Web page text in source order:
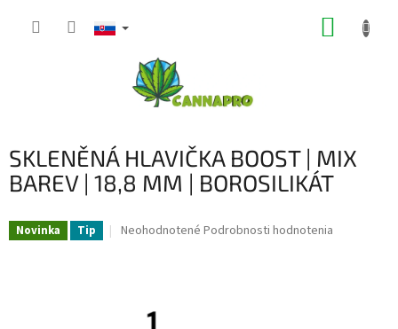
SKLENĚNÁ HLAVIČKA BOOST | MIX
BAREV | 18,8 MM | BOROSILIKÁT
Novinka Tip
Priemerné
Neohodnotené Podrobnosti hodnotenia